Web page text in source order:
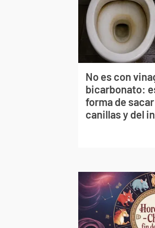
No es con
bicarbonato:
forma de
canillas y del